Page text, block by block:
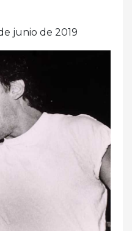
junio de 2019